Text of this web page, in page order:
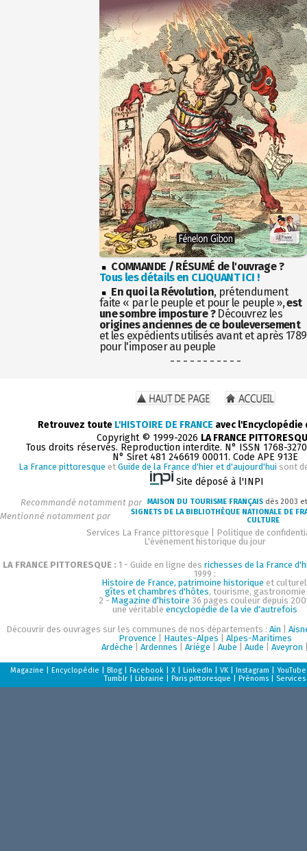
COMMANDE / RÉSUMÉ de l'ouvrage ?
Tous les détails en CLIQUANT ICI !
En quoi la Révolution, prétendument
faite « par le peuple et pour le peuple »,est
une sombre imposture ?Découvrez les
origines anciennes de ce bouleversement
et les expédients utilisés avant et après 1789
pour l'imposer au peuple
- - - - - - - - - - -
Retrouvez toute L'HISTOIRE DE FRANCE avec
Copyright © 1999-2026 LA FRANCE
Tous droits réservés. Reproduction interdite. N° ISSN 1768-
N° Siret 481 246619 00011. Code APE 913E
La France pittoresque et Guide de la France d'hier et d'aujourd'hui sont
Site déposé à l'INPI
Recommandé notamment par MAISON DU TOURISME FRANÇAIS dès 2003
Mentionné notamment par
SIGNETS DE LA BIBLIOTHÈQUE NATIONALE DE
CULTURE
Services La France pittoresque
Politique de
L'événement historique du jour
LA FRANCE PITTORESQUE : 1 - Guide en ligne des richesses de la France
1999 :
Histoire de France, patrimoine historique et
gîtes et chambres d'hôtes, tourisme, gastronomie
2 - Magazine d'histoire 36 pages couleur depuis
une véritableencyclopédie de la vie d'autrefois
Découvrir des ouvrages sur les communes de nos départements :Ain |
Provence
Hautes-Alpes
Alpes-Maritimes
Ardèche |Ardennes |Ariège |Aube |Aude |Aveyron
Magazine |Encyclopédie |Blog |Facebook |X |LinkedIn |VK |Instagram |YouTube
Tumblr |Librairie |Paris pittoresque |Prénoms Services